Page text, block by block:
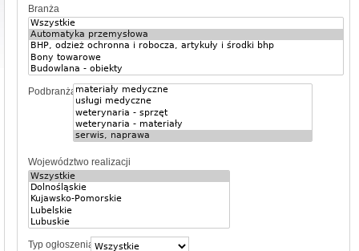
Branża
Podbranża
Województwo realizacji
Typ ogłoszenia